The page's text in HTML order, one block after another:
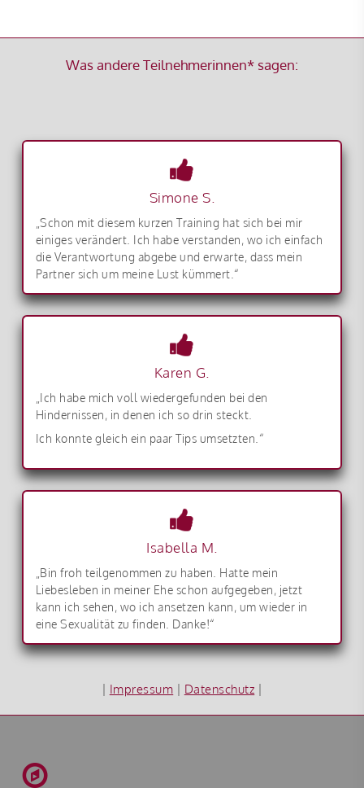
Was andere Teilnehmerinnen* sagen:
Simone S.
„Schon mit diesem kurzen Training hat sich bei mir
einiges verändert. Ich habe verstanden, wo ich einfach
die Verantwortung abgebe und erwarte, dass mein
Partner sich um meine Lust kümmert.“
Karen G.
„Ich habe mich voll wiedergefunden bei den
Hindernissen, in denen ich so drin steckt.
Ich konnte gleich ein paar Tips umsetzten.“
Isabella M.
„Bin froh teilgenommen zu haben. Hatte mein
Liebesleben in meiner Ehe schon aufgegeben, jetzt
kann ich sehen, wo ich ansetzen kann, um wieder in
eine Sexualität zu finden. Danke!“
Impressum Datenschutz